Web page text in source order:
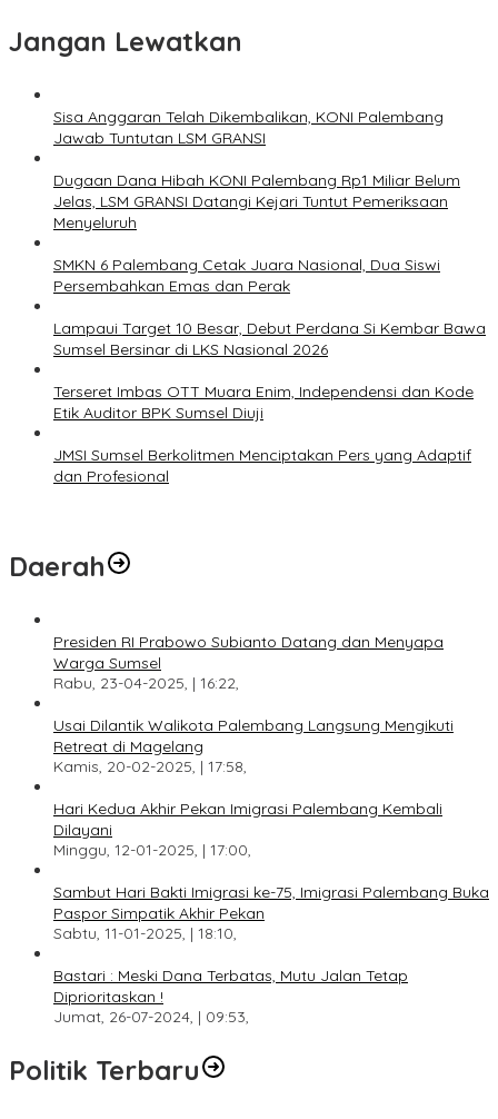
Jangan Lewatkan
Sisa Anggaran Telah Dikembalikan, KONI Palembang
Jawab Tuntutan LSM GRANSI
Dugaan Dana Hibah KONI Palembang Rp1 Miliar Belum
Jelas, LSM GRANSI Datangi Kejari Tuntut Pemeriksaan
Menyeluruh
SMKN 6 Palembang Cetak Juara Nasional, Dua Siswi
Persembahkan Emas dan Perak
Lampaui Target 10 Besar, Debut Perdana Si Kembar Bawa
Sumsel Bersinar di LKS Nasional 2026
Terseret Imbas OTT Muara Enim, Independensi dan Kode
Etik Auditor BPK Sumsel Diuji
JMSI Sumsel Berkolitmen Menciptakan Pers yang Adaptif
dan Profesional
Daerah
Presiden RI Prabowo Subianto Datang dan Menyapa
Warga Sumsel
Rabu, 23-04-2025, | 16:22,
Usai Dilantik Walikota Palembang Langsung Mengikuti
Retreat di Magelang
Kamis, 20-02-2025, | 17:58,
Hari Kedua Akhir Pekan Imigrasi Palembang Kembali
Dilayani
Minggu, 12-01-2025, | 17:00,
Sambut Hari Bakti Imigrasi ke-75, Imigrasi Palembang Buka
Paspor Simpatik Akhir Pekan
Sabtu, 11-01-2025, | 18:10,
Bastari : Meski Dana Terbatas, Mutu Jalan Tetap
Diprioritaskan !
Jumat, 26-07-2024, | 09:53,
Politik Terbaru